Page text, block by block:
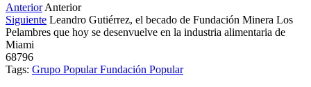
Anterior Anterior
Siguiente Leandro Gutiérrez, el becado de Fundación Minera Los
Pelambres que hoy se desenvuelve en la industria alimentaria de
Miami
68796
Tags: Grupo PopularFundación Popular